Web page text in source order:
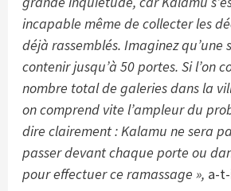
incapable même de collecter les
déjà rassemblés. Imaginez
contenir jusqu’à 50 portes. Si l’on
nombre total de galeries dans la
on comprend vite l’ampleur du
dire clairement : Kalamu ne sera
passer devant chaque porte ou
pour effectuer ce ramassage », a-